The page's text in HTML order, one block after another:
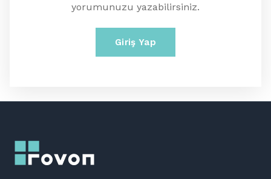
yorumunuzu yazabilirsiniz.
Giriş Yap